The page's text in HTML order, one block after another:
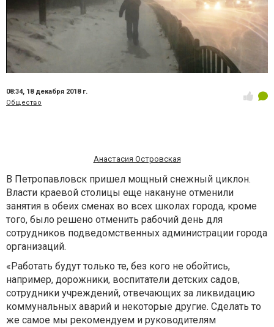
08:34, 18 декабря 2018 г.
Общество
Анастасия Островская
В Петропавловск пришел мощный снежный циклон.
Власти краевой столицы еще накануне отменили
занятия в обеих сменах во всех школах города, кроме
того, было решено отменить рабочий день для
сотрудников подведомственных администрации города
организаций.
«Работать будут только те, без кого не обойтись,
например, дорожники, воспитатели детских садов,
сотрудники учреждений, отвечающих за ликвидацию
коммунальных аварий и некоторые другие. Сделать то
же самое мы рекомендуем и руководителям